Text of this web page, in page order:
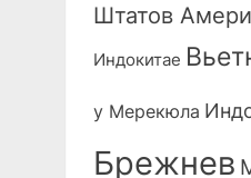
Штатов
Индокитае
у Мерекюла
Брежнев